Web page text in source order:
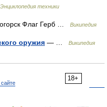
Энциклопедия техники
Флаг Герб … Википедия
оружия — … Википедия
18+